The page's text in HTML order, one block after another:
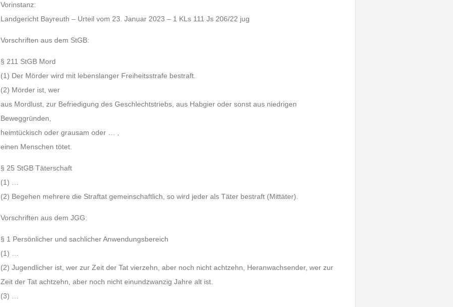
Vorinstanz:
Landgericht Bayreuth – Urteil vom 23. Januar 2023 – 1 KLs 111 Js 206/22 jug
Vorschriften aus dem StGB:
§ 211 StGB Mord
(1) Der Mörder wird mit lebenslanger Freiheitsstrafe bestraft.
(2) Mörder ist, wer
aus Mordlust, zur Befriedigung des Geschlechtstriebs, aus Habgier oder sonst aus niedrigen
Beweggründen,
heimtückisch oder grausam oder … ,
einen Menschen tötet.
§ 25 StGB Täterschaft
(1) …
(2) Begehen mehrere die Straftat gemeinschaftlich, so wird jeder als Täter bestraft (Mittäter).
Vorschriften aus dem JGG:
§ 1 Persönlicher und sachlicher Anwendungsbereich
(1) …
(2) Jugendlicher ist, wer zur Zeit der Tat vierzehn, aber noch nicht achtzehn, Heranwachsender, wer zur
Zeit der Tat achtzehn, aber noch nicht einundzwanzig Jahre alt ist.
(3) …